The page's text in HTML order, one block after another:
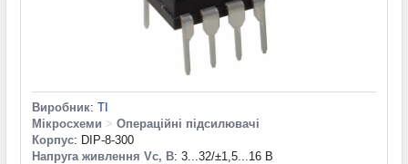
Виробник: TI
Мікросхеми > Операційні підсилювачі
Корпус: DIP-8-300
Напруга живлення Vc, В: 3...32/±1,5...16 В